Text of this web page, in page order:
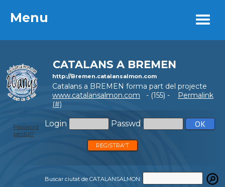
Menu
CATALANS A BREMEN
http://Bremen.catalansalmon.com
Catalans a BREMEN forma part del projecte
www.catalansalmon.com - (155) -
Permalink
(#)
Login Passwd
Password
perdut?
REGISTRA'T
Buscar ciutat de CATALANSALMON:
Menu